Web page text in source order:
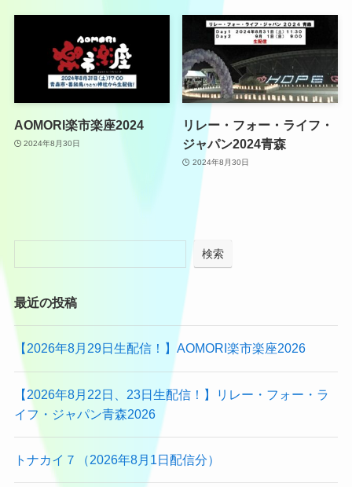
AOMORI楽市楽座2024
2024年8月30日
リレー・フォー・ライフ・
ジャパン2024青森
2024年8月30日
検索
最近の投稿
【2026年8月29日生配信！】AOMORI楽市楽座2026
【2026年8月22日、23日生配信！】リレー・フォー・ラ
イフ・ジャパン青森2026
トナカイ７（2026年8月1日配信分）